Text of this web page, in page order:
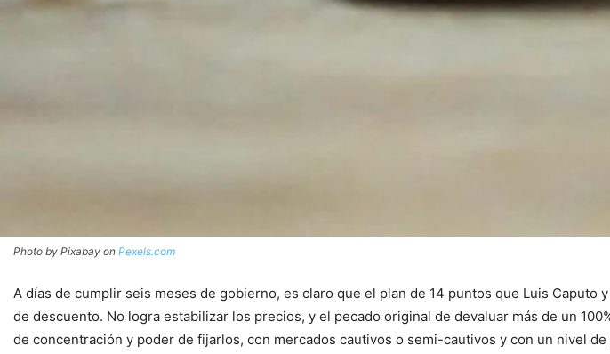
Photo by Pixabay on Pexels.com
A días de cumplir seis meses de gobierno, es claro que el plan de 14 puntos que Luis
de descuento. No logra estabilizar los precios, y el pecado original de devaluar más de un
de concentración y poder de fijarlos, con mercados cautivos o semi-cautivos y con un nivel